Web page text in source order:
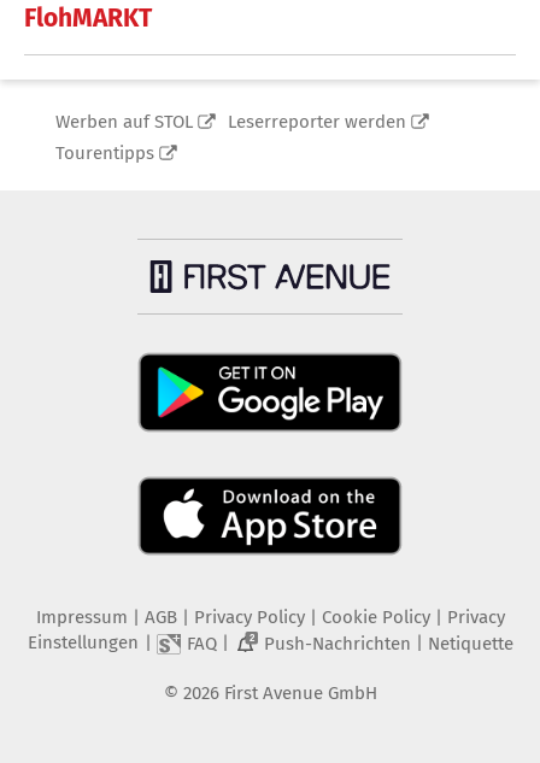
FlohMARKT
Werben auf STOL
Leserreporter werden
Tourentipps
Impressum AGB Privacy Policy| Cookie Policy| Privacy
Einstellungen
FAQ| 2 Push-Nachrichten Netiquette
© 2026 First Avenue GmbH